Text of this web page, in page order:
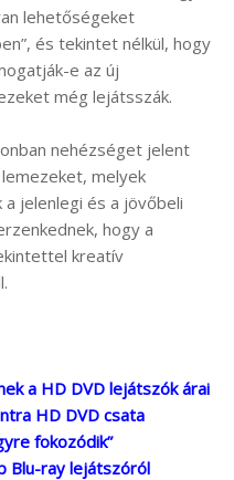
lehetőségeket
és tekintet nélkül, hogy
e az új
még lejátsszák.
nehézséget jelent
melyek
jelenlegi és a jövőbeli
hogy a
kreatív
a HD DVD lejátszók árai
HD DVD csata
fokozódik”
Blu-ray lejátszóról